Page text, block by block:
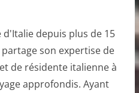
d'Italie depuis plus de 15
partage son expertise de
de résidente italienne à
approfondis. Ayant